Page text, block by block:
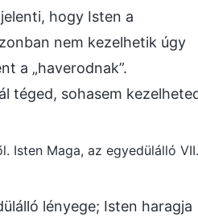
hogy Isten a
nem kezelhetik úgy
a „haverodnak”.
téged, sohasem
Isten Maga, az egyedülálló
lényege; Isten haragja